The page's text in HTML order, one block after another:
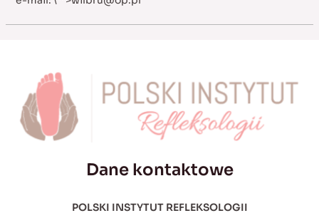
Dane kontaktowe
POLSKI INSTYTUT REFLEKSOLOGII